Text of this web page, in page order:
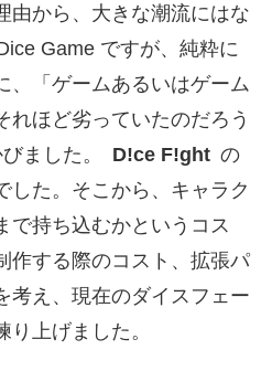
由から、大きな潮流にはな
Game ですが、純粋に
、「ゲームあるいはゲーム
れほど劣っていたのだろう
ました。
D!ce F!ght の
した。そこから、キャラク
で持ち込むかというコス
作する際のコスト、拡張パ
考え、現在のダイスフェー
上げました。